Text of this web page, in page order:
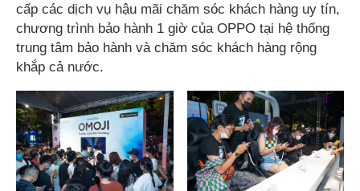
cấp các dịch vụ hậu mãi chăm sóc khách hàng uy tín,
chương trình bảo hành 1 giờ của OPPO tại hệ thống
trung tâm bảo hành và chăm sóc khách hàng rộng
khắp cả nước.